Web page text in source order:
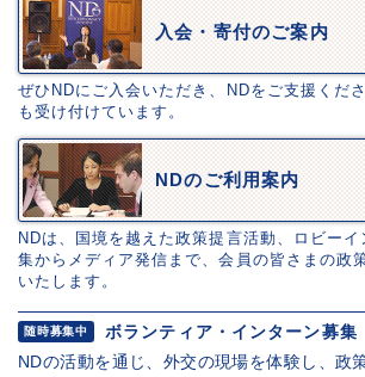
入会・寄付のご案内
ぜひNDにご入会いただき、NDをご支援くだ
も受け付けています。
NDのご利用案内
NDは、国境を越えた政策提言活動、ロビーイ
集からメディア発信まで、会員の皆さまの政
いたします。
随時募集中
ボランティア・インターン募集
NDの活動を通じ、外交の現場を体験し、政